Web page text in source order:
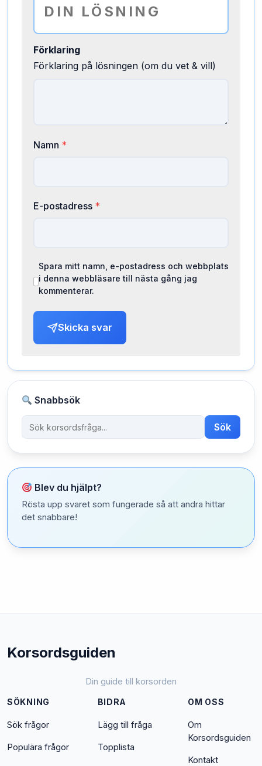
Förklaring
Förklaring på lösningen (om du vet & vill)
Namn *
E-postadress *
Spara mitt namn, e-postadress och webbplats
i denna webbläsare till nästa gång jag
kommenterar.
Skicka svar
Snabbsök
Sök
Blev du hjälpt?
Rösta upp svaret som fungerade så att andra hittar
det snabbare!
Korsordsguiden
Din guide till korsorden
SÖKNING
Sök frågor
Populära frågor
BIDRA
Lägg till fråga
Topplista
OM OSS
Om
Korsordsguiden
Kontakt